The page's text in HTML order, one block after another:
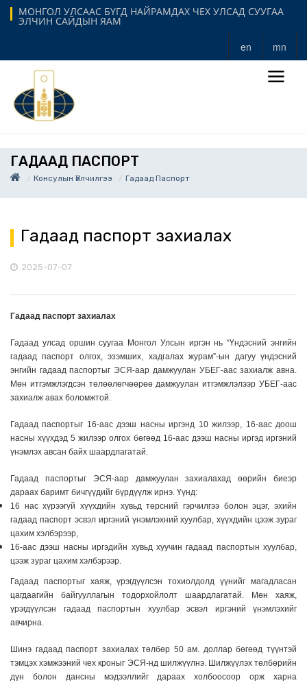
МОНГОЛ УЛСААС БҮГД НАЙРАМДАХ ЧЕХ УЛСАД СУУГАА
ЭЛЧИН САЙДЫН ЯАМ
en mn
ГАДААД ПАСПОРТ
Консулын Үйлчилгээ Гадаад Паспорт
Гадаад паспорт захиалах
2025-07-07
Гадаад паспорт захиалах
Гадаад улсад оршин суугаа Монгол Улсын иргэн нь “Үндэсний энгийн
гадаад паспорт олгох, эзэмших, хадгалах журам”-ын дагуу үндэсний
энгийн гадаад паспортыг ЭСЯ-аар дамжуулан УБЕГ-аас захиалж авна.
Мөн итгэмжлэгдсэн төлөөлөгчөөрөө дамжуулан итгэмжлэлээр УБЕГ-аас
захиалж авах боломжтой.
Гадаад паспортыг 16-аас дээш насны иргэнд 10 жилээр, 16-аас доош
насны хүүхдэд 5 жилээр олгох бөгөөд 16-аас дээш насны иргэд иргэний
үнэмлэх авсан байх шаардлагатай.
Гадаад паспортыг ЭСЯ-аар дамжуулан захиалахад өөрийн биеэр
дараах баримт бичгүүдийг бүрдүүлж ирнэ. Үүнд:
16 нас хүрээгүй хүүхдийн хувьд төрсний гэрчилгээ болон эцэг, эхийн
гадаад паспорт эсвэл иргэний үнэмлэхний хуулбар, хүүхдийн цээж зураг
цахим хэлбэрээр,
16-аас дээш насны иргэдийн хувьд хуучин гадаад паспортын хуулбар,
цээж зураг цахим хэлбэрээр.
Гадаад паспортыг хаяж, үрэгдүүлсэн тохиолдолд үүнийг магадласан
цагдаагийн байгууллагын тодорхойлолт шаардлагатай. Мөн хаяж,
үрэгдүүлсэн гадаад паспортын хуулбар эсвэл иргэний үнэмлэхийг
авчирна.
Шинэ гадаад паспорт захиалах төлбөр 50 ам. доллар бөгөөд түүнтэй
тэмцэх хэмжээний чех кроныг ЭСЯ-нд шилжүүлнэ. Шилжүүлэх төлбөрийн
дүн болон дансны мэдээллийг дараах холбоосоор орж харна